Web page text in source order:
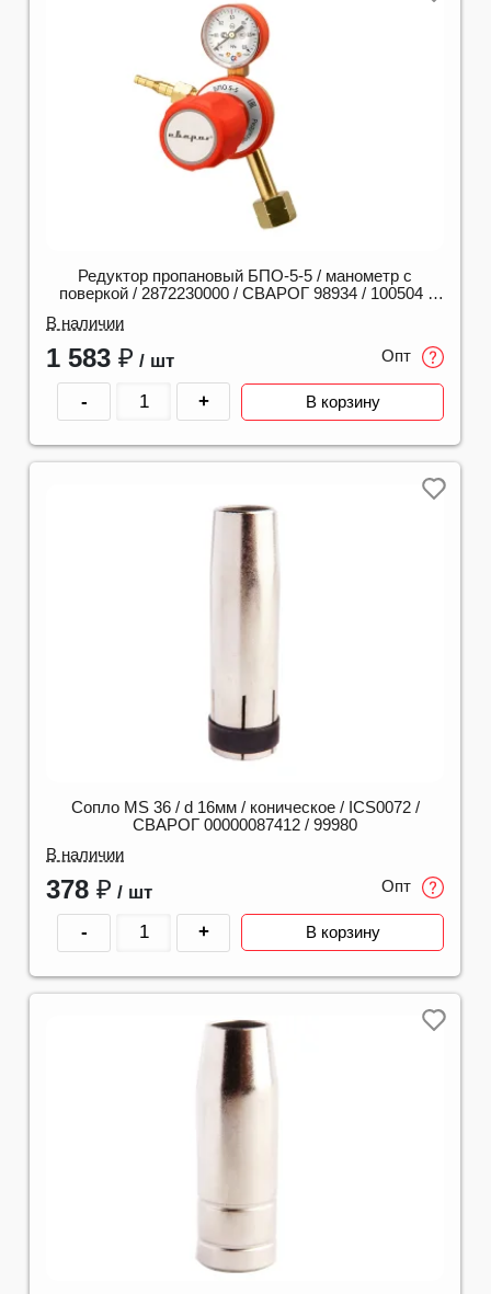
Редуктор пропановый БПО-5-5 / манометр с
поверкой / 2872230000 / СВАРОГ 98934 / 100504 /
В наличии
1 583 ₽ / шт Опт
- + В корзину
Сопло MS 36 / d 16мм / коническое / ICS0072 /
СВАРОГ 00000087412 / 99980
В наличии
378 ₽ / шт Опт
- + В корзину